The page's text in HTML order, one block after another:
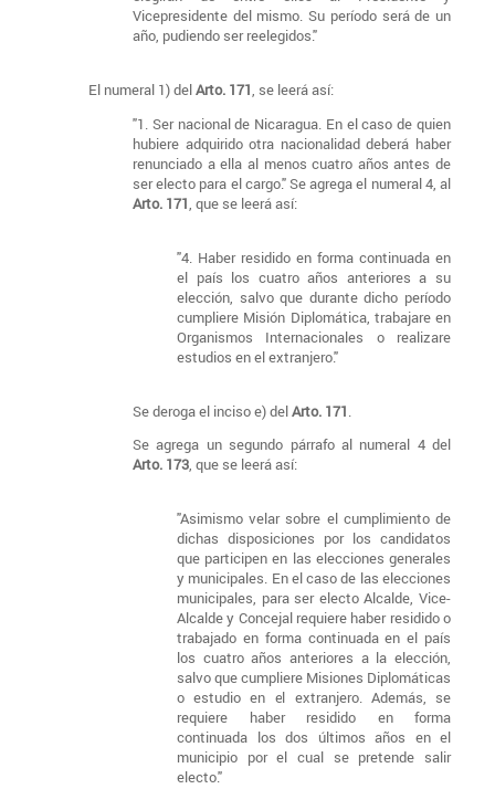
Vicepresidente del mismo. Su período será de un
año, pudiendo ser reelegidos."
El numeral 1) delArto. 171, se leerá así:
"1. Ser nacional de Nicaragua. En el caso de quien
hubiere adquirido otra nacionalidad deberá haber
renunciado a ella al menos cuatro años antes de
ser electo para el cargo." Se agrega el numeral 4, al
Arto. 171, que se leerá así:
"4. Haber residido en forma continuada en
el país los cuatro años anteriores a su
elección, salvo que durante dicho período
cumpliere Misión Diplomática, trabajare en
Organismos Internacionales o realizare
estudios en el extranjero."
Se deroga el inciso e) delArto. 171
Se agrega un segundo párrafo al numeral 4 del
Arto. 173, que se leerá así:
"Asimismo velar sobre el cumplimiento de
dichas disposiciones por los candidatos
que participen en las elecciones generales
y municipales. En el caso de las elecciones
municipales, para ser electo Alcalde, Vice-
Alcalde y Concejal requiere haber residido o
trabajado en forma continuada en el país
los cuatro años anteriores a la elección,
salvo que cumpliere Misiones Diplomáticas
o estudio en el extranjero. Además, se
requiere haber residido en forma
continuada los dos últimos años en el
municipio por el cual se pretende salir
electo."